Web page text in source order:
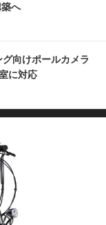
へ
向けポールカメラ
に対応